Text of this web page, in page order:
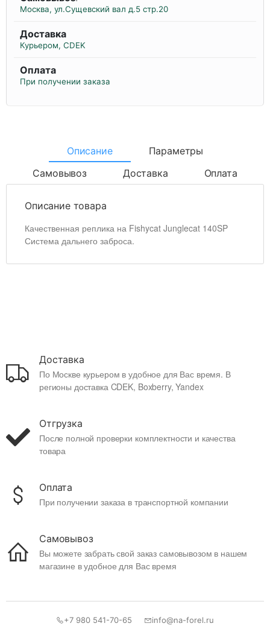
Москва, ул.Сущевский вал д.5 стр.20
Доставка
Курьером, CDEK
Оплата
При получении заказа
Описание
Параметры
Самовывоз
Доставка Оплата
Описание товара
Качественная реплика на Fishycat Junglecat 140SP
Система дальнего заброса.
Доставка
По Москве курьером в удобное для Вас время. В
регионы доставка CDEK, Boxberry, Yandex
Отгрузка
После полной проверки комплектности и качества
товара
Оплата
При получении заказа в транспортной компании
Самовывоз
Вы можете забрать свой заказ самовывозом в нашем
магазине в удобное для Вас время
+7 980 541-70-65 info@na-forel.ru